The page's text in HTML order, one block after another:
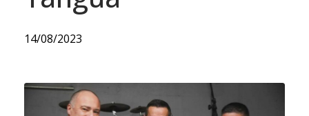
14/08/2023